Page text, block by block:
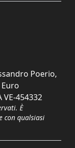
Poerio,
Euro
VE-454332
È
con qualsiasi